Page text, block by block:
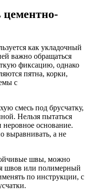
цементно-
как укладочный
важно обращаться
фиксацию, однако
пятна, корки,
с
смесь под брусчатку,
Нельзя пытаться
неровное основание.
а не
швы, можно
швов или полимерный
по инструкции, с